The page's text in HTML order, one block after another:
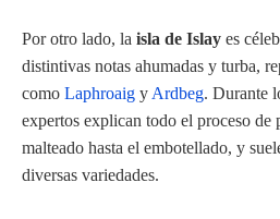
Por otro lado, la isla de Islay es
distintivas notas ahumadas y turba,
como Laphroaig y Ardbeg. Durante
expertos explican todo el proceso de
malteado hasta el embotellado, y
diversas variedades.